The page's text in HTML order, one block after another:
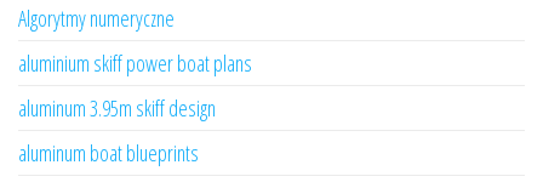
Algorytmy numeryczne
aluminium skiff power boat plans
aluminum 3.95m skiff design
aluminum boat blueprints